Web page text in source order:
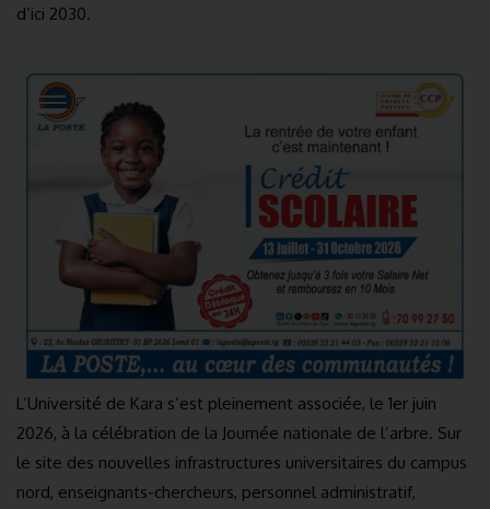
d’ici 2030.
L’Université de Kara s’est pleinement associée, le 1er juin
2026, à la célébration de la Journée nationale de l’arbre. Sur
le site des nouvelles infrastructures universitaires du campus
nord, enseignants-chercheurs, personnel administratif,